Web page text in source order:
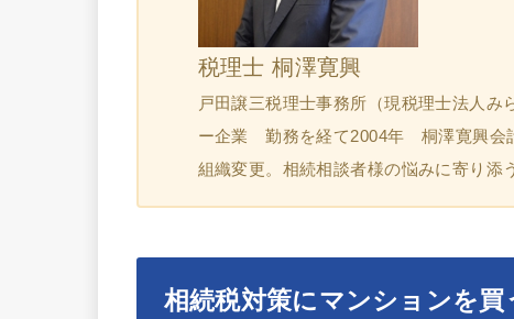
税理士 桐澤寛興
戸田譲三税理士事務所（現税理士法人
ー企業 勤務を経て2004年 桐澤寛興会
組織変更。相続相談者様の悩みに寄り添
相続税対策にマンションを買